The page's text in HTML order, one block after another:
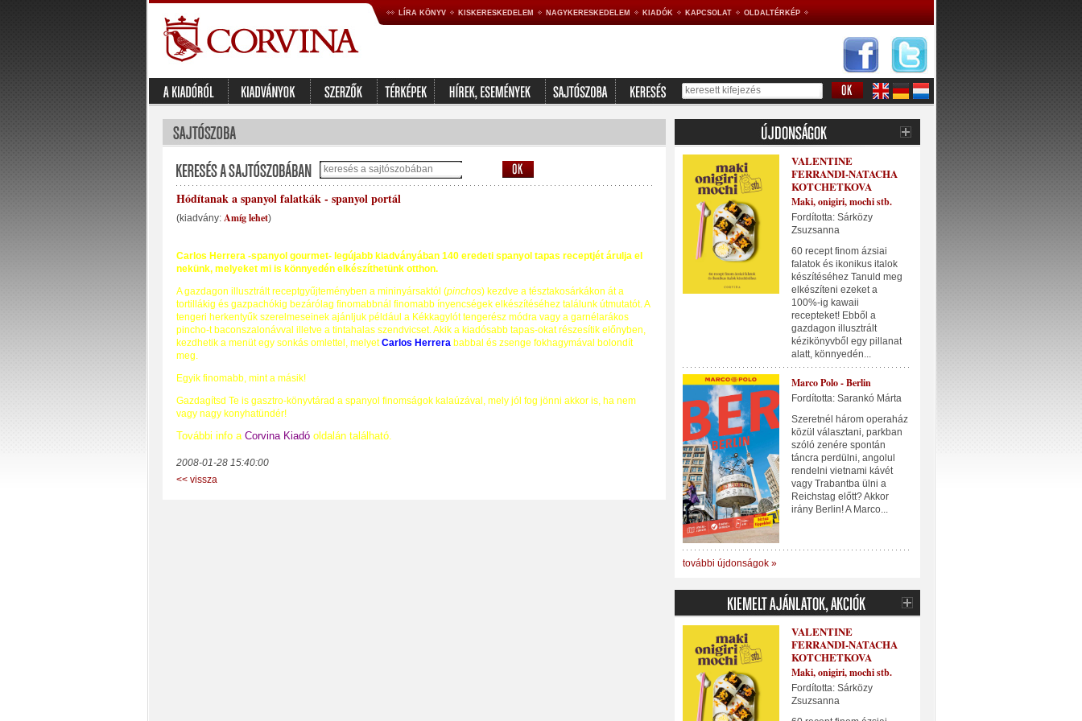
LÍRA KÖNYV KISKERESKEDELEM NAGYKERESKEDELEM KIADÓK KAPCSOLAT OLDALTÉRKÉP
Hódítanak a spanyol falatkák - spanyol portál
(kiadvány: Amíg lehet)
Carlos Herrera -spanyol gourmet- legújabb kiadványában 140 eredeti spanyol tapas receptjét árulja el
nekünk, melyeket mi is könnyedén elkészíthetünk otthon.
A gazdagon illusztrált receptgyűjteményben a mininyársaktól (pinchos) kezdve a tésztakosárkákon át a
tortillákig és gazpachókig bezárólag finomabbnál finomabb ínyencségek elkészítéséhez találunk útmutatót. A
tengeri herkentyűk szerelmeseinek ajánljuk például a Kékkagylót tengerész módra vagy a garnélarákos
pincho-t baconszalonávval illetve a tintahalas szendvicset. Akik a kiadósabb tapas-okat részesítik előnyben,
kezdhetik a menüt egy sonkás omlettel, melyetCarlos Herrerababbal és zsenge fokhagymával bolondít
meg.
Egyik finomabb, mint a másik!
Gazdagítsd Te is gasztro-könyvtárad a spanyol finomságok kalaúzával, mely jól fog jönni akkor is, ha nem
vagy nagy konyhatündér!
További info a Corvina Kiadóoldalán található.
2008-01-28 15:40:00
<< vissza
VALENTINE
FERRANDI-NATACHA
KOTCHETKOVA
Maki, onigiri, mochi stb.
Fordította: Sárközy
Zsuzsanna
60 recept finom ázsiai
falatok és ikonikus italok
készítéséhez Tanuld meg
elkészíteni ezeket a
100%-ig kawaii
recepteket! Ebből a
gazdagon illusztrált
kézikönyvből egy pillanat
alatt, könnyedén...
Marco Polo - Berlin
Fordította: Sarankó Márta
Szeretnél három operaház
közül választani, parkban
szóló zenére spontán
táncra perdülni, angolul
rendelni vietnami kávét
vagy Trabantba ülni a
Reichstag előtt? Akkor
irány Berlin! A Marco...
további újdonságok »
VALENTINE
FERRANDI-NATACHA
KOTCHETKOVA
Maki, onigiri, mochi stb.
Fordította: Sárközy
Zsuzsanna